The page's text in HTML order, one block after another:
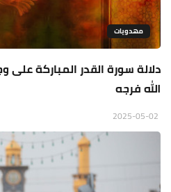
مهدويات
دلالة سورة القدر المباركة
الله فرجه